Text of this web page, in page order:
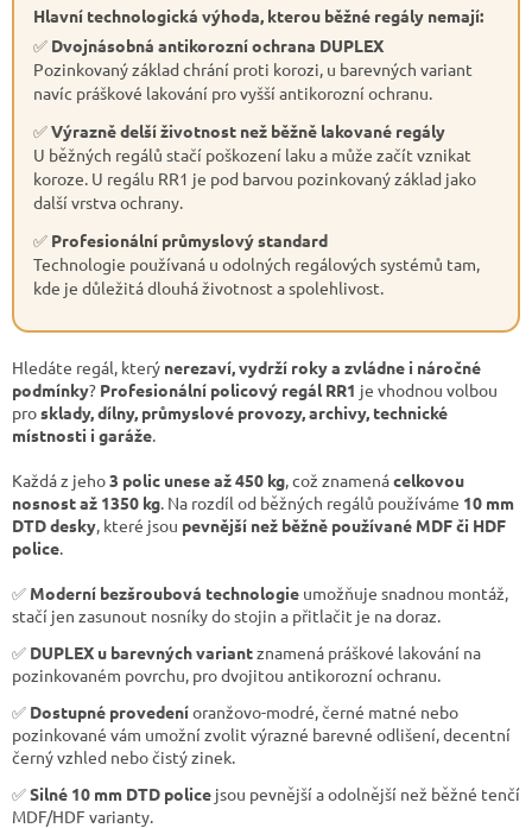
Hlavní technologická výhoda, kterou běžné regály nemají:
✅ Dvojnásobná antikorozní ochrana DUPLEX
Pozinkovaný základ chrání proti korozi, u barevných variant
navíc práškové lakování pro vyšší antikorozní ochranu.
✅Výrazně delší životnost než běžně lakované regály
U běžných regálů stačí poškození laku a může začít vznikat
koroze. U regálu RR1 je pod barvou pozinkovaný základ jako
další vrstva ochrany.
✅ Profesionální průmyslový standard
Technologie používaná u odolných regálových systémů tam,
kde je důležitá dlouhá životnost a spolehlivost.
Hledáte regál, který nerezaví, vydrží roky a zvládne i náročné
podmínky? Profesionální policový regál RR1 je vhodnou volbou
prosklady, dílny, průmyslové provozy, archivy, technické
místnosti i garáže.
Každá z jeho3 polic unese až 450 kg, což znamenácelkovou
nosnost až 1350 kg. Na rozdíl od běžných regálů používáme 10 mm
DTD desky, které jsou pevnější než běžně používané MDF či HDF
police.
✅ Moderní bezšroubová technologie umožňuje snadnou montáž,
stačí jen zasunout nosníky do stojin a přitlačit je na doraz.
✅ DUPLEX u barevných variantznamená práškové lakování na
pozinkovaném povrchu, pro dvojitou antikorozní ochranu.
✅ Dostupné provedeníoranžovo-modré, černé matné nebo
pozinkované vám umožní zvolit výrazné barevné odlišení, decentní
černý vzhled nebo čistý zinek.
✅Silné 10 mm DTD police jsou pevnější a odolnější než běžné tenčí
MDF/HDF varianty.